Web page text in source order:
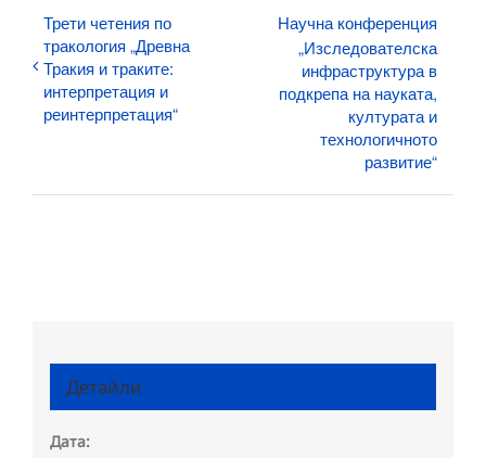
Трети четения по
тракология „Древна
Тракия и траките:
интерпретация и
реинтерпретация“
Научна конференция
„Изследователска
инфраструктура в
подкрепа на науката,
културата и
технологичното
развитие“
Детайли
Дата: